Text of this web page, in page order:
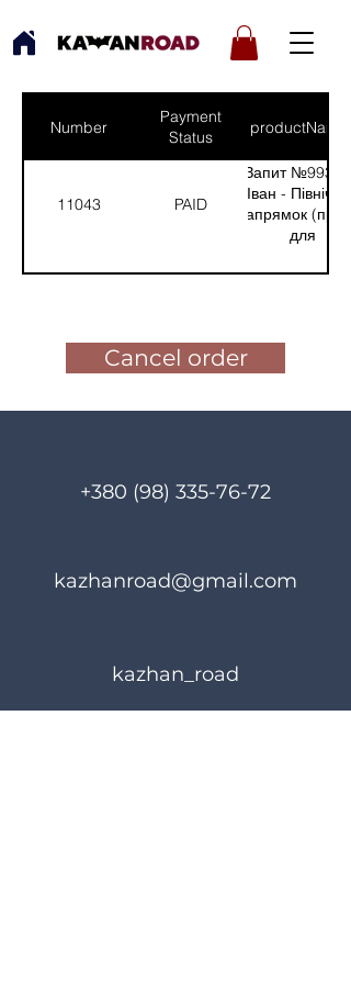
Number
Payment
Status
productNames
11043 PAID
Запит №993 від:
Іван - Північний
напрямок
для
Cancel order
+380 (98) 335-76-72
kazhanroad@gmail.com
kazhan_road